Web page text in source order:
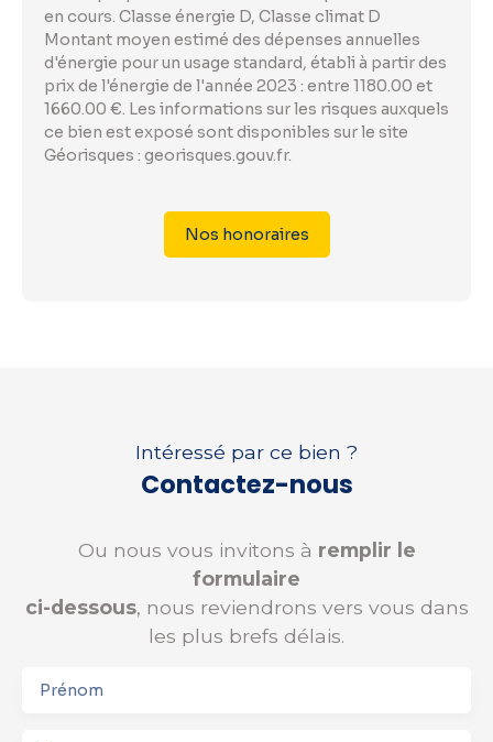
en cours. Classe énergie D, Classe climat D
Montant moyen estimé des dépenses annuelles
d'énergie pour un usage standard, établi à partir des
prix de l'énergie de l'année 2023 : entre 1180.00 et
1660.00 €. Les informations sur les risques auxquels
ce bien est exposé sont disponibles sur le site
Géorisques : georisques.gouv.fr.
Nos honoraires
Intéressé par ce bien ?
Contactez-nous
Ou nous vous invitons à remplir le
formulaire
ci-dessous, nous reviendrons vers vous dans
les plus brefs délais.
Prénom